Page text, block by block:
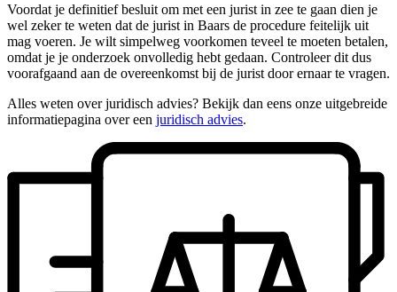
Voordat je definitief besluit om met een jurist in zee te gaan dien je
wel zeker te weten dat de jurist in Baars de procedure feitelijk uit
mag voeren. Je wilt simpelweg voorkomen teveel te moeten betalen,
omdat je je onderzoek onvolledig hebt gedaan. Controleer dit dus
voorafgaand aan de overeenkomst bij de jurist door ernaar te vragen.
Alles weten over juridisch advies? Bekijk dan eens onze uitgebreide
informatiepagina over een juridisch advies.